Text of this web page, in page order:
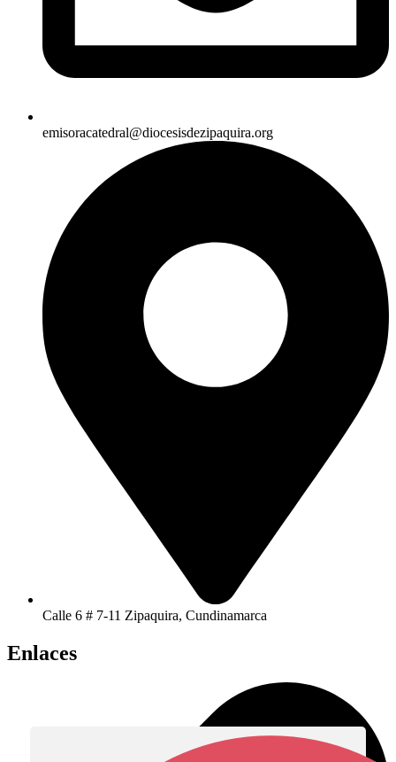
emisoracatedral@diocesisdezipaquira.org
Calle 6 # 7-11 Zipaquira, Cundinamarca
Enlaces